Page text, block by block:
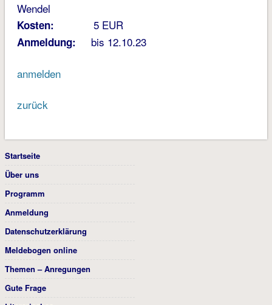
Wendel
Kosten: 5 EUR
Anmeldung: bis 12.10.23
anmelden
zurück
Startseite
Über uns
Programm
Anmeldung
Datenschutzerklärung
Meldebogen online
Themen – Anregungen
Gute Frage